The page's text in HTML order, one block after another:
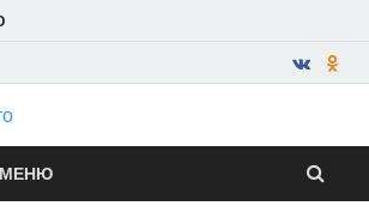
ForPost —
Авто
МЕНЮ